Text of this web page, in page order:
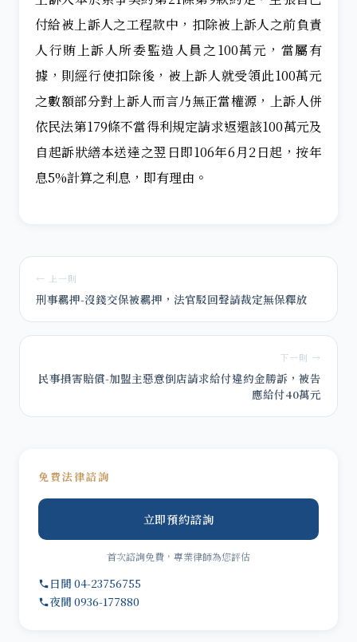
付給被上訴人之工程款中，扣除被上訴人之前負責
人行賄上訴人所委監造人員之100萬元，當屬有
據，則經行使扣除後，被上訴人就受領此100萬元
之數額部分對上訴人而言乃無正當權源，上訴人併
依民法第179條不當得利規定請求返還該100萬元及
自起訴狀繕本送達之翌日即106年6月2日起，按年
息5%計算之利息，即有理由。
← 上一則
刑事羈押-沒錢交保被羈押，法官駁回聲請裁定無保釋放
下一則 →
民事損害賠償-加盟主惡意倒店請求給付違約金勝訴，被告
應給付40萬元
免費法律諮詢
立即預約諮詢
首次諮詢免費，專業律師為您評估
日間 04-23756755
夜間 0936-177880